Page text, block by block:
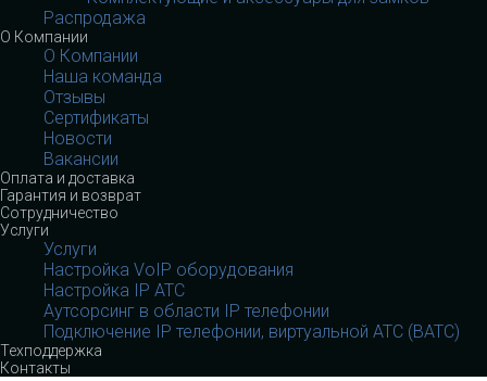
Распродажа
О Компании
О Компании
Наша команда
Отзывы
Сертификаты
Новости
Вакансии
Оплата и доставка
Гарантия и возврат
Сотрудничество
Услуги
Услуги
Настройка VoIP оборудования
Настройка IP АТС
Аутсорсинг в области IP телефонии
Подключение IP телефонии, виртуальной АТС (ВАТС)
Техподдержка
Контакты